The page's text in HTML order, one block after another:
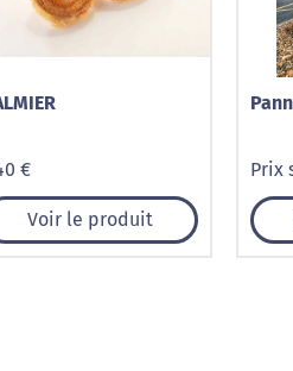
€
Voir le produit
Prix